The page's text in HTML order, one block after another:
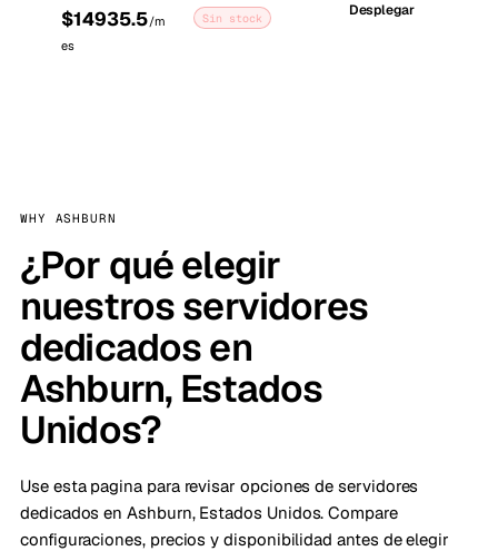
$14935.5/m
es
Sin stock Desplegar
WHY ASHBURN
¿Por qué elegir
nuestros servidores
dedicados en
Ashburn, Estados
Unidos?
Use esta pagina para revisar opciones de servidores
dedicados en Ashburn, Estados Unidos. Compare
configuraciones, precios y disponibilidad antes de elegir